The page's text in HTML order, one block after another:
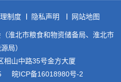
制度 隐私声明 网站地图
淮北市粮食和物资储备局、淮北市
局）
相山中路35号金方大厦
皖ICP备16018980号-2